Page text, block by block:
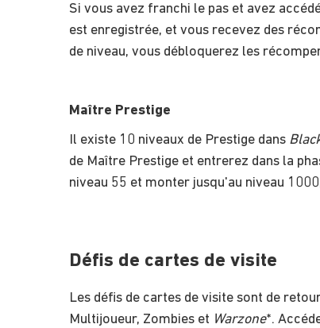
Si vous avez franchi le pas et avez
est enregistrée, et vous recevez des
de niveau, vous débloquerez les
Maître Prestige
Il existe 10 niveaux de Prestige dans
de Maître Prestige et entrerez dans la
niveau 55 et monter jusqu'au niveau
Défis de cartes de visite
Les défis de cartes de visite sont de
Multijoueur, Zombies et Warzone*.